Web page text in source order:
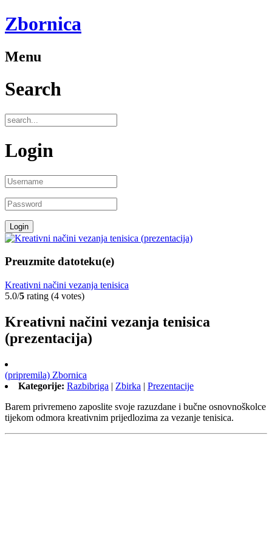
Zbornica
Menu
Search
Login
Preuzmite datoteku(e)
Kreativni načini vezanja tenisica
5.0/5 rating (4 votes)
Kreativni načini vezanja tenisica
(prezentacija)
(pripremila) Zbornica
Kategorije: Razbibriga | Zbirka | Prezentacije
Barem privremeno zaposlite svoje razuzdane i bučne osnovnoškolce
tijekom odmora kreativnim prijedlozima za vezanje tenisica.